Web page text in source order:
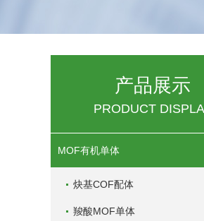
产品展示
PRODUCT
MOF有机单体
炔基COF配体
羧酸MOF单体